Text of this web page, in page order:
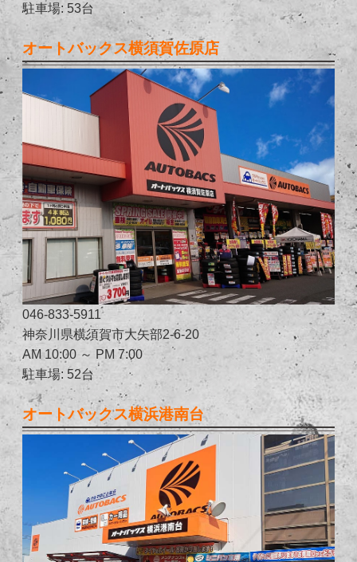
駐車場: 53台
オートバックス横須賀佐原店
046-833-5911
神奈川県横須賀市大矢部2-6-20
AM 10:00 ～ PM 7:00
駐車場: 52台
オートバックス横浜港南台